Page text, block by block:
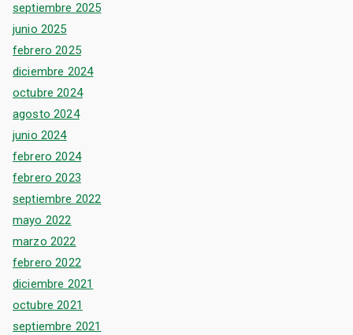
septiembre 2025
junio 2025
febrero 2025
diciembre 2024
octubre 2024
agosto 2024
junio 2024
febrero 2024
febrero 2023
septiembre 2022
mayo 2022
marzo 2022
febrero 2022
diciembre 2021
octubre 2021
septiembre 2021